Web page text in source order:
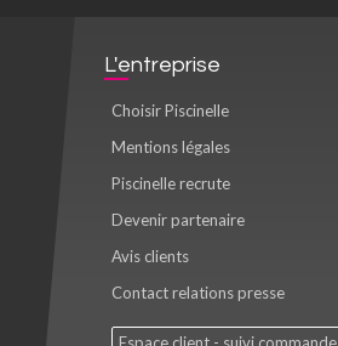
L'entreprise
Choisir Piscinelle
Mentions légales
Piscinelle recrute
Devenir partenaire
Avis clients
Contact relations presse